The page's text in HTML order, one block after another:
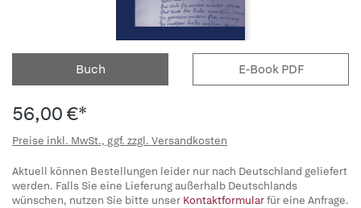
Buch E-Book PDF
56,00 €*
Preise inkl. MwSt., ggf. zzgl. Versandkosten
Aktuell können Bestellungen leider nur nach Deutschland geliefert
werden. Falls Sie eine Lieferung außerhalb Deutschlands
wünschen, nutzen Sie bitte unser Kontaktformularfür eine Anfrage.